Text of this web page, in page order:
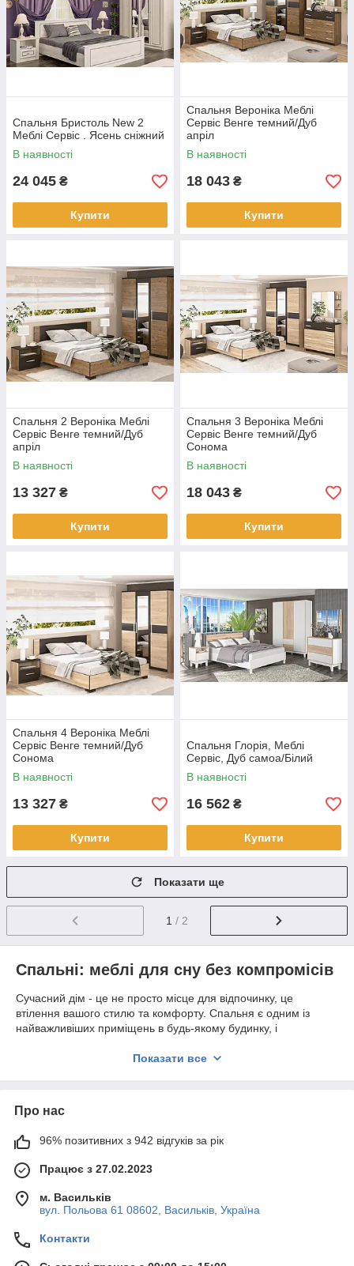
Спальня Бристоль New 2
Меблі Сервіс . Ясень сніжний
В наявності
24 045 ₴
Купити
Спальня Вероніка Меблі
Сервіс Венге темний/Дуб
апріл
В наявності
18 043 ₴
Купити
Спальня 2 Вероніка Меблі
Сервіс Венге темний/Дуб
апріл
В наявності
13 327 ₴
Купити
Спальня 3 Вероніка Меблі
Сервіс Венге темний/Дуб
Сонома
В наявності
18 043 ₴
Купити
Спальня 4 Вероніка Меблі
Сервіс Венге темний/Дуб
Сонома
В наявності
13 327 ₴
Купити
Спальня Глорія, Меблі
Сервіс, Дуб самоа/Білий
В наявності
16 562 ₴
Купити
Показати ще
1 / 2
Спальні: меблі для сну без компромісів
Сучасний дім - це не просто місце для відпочинку, це
втілення вашого стилю та комфорту. Спальня є одним із
найважливіших приміщень в будь-якому будинку, і
зручність вашого життя.
Наш магазин пропонує вам найкращі спальні гарнітури та
розуміємо, що кожна особа має свій власний унікальний
стиль та вимоги до комфорту.
Тому наш асортимент меблів для спальні розроблено з
урахуванням різноманітних смаків і потреб:
Ліжка є серцем кожної спальні, і їх вибір має бути
великий вибір ліжок різних стилів і розмірів, які
Показати все
Про нас
96% позитивних з 942 відгуків за рік
Працює з 27.02.2023
м. Васильків
вул. Польова 61 08602, Васильків, Україна
Контакти